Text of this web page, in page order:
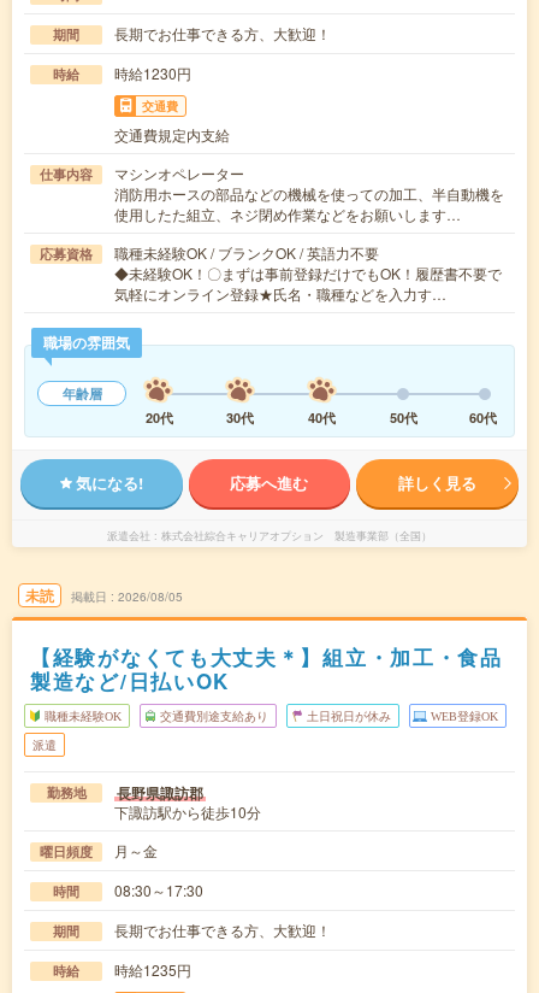
期間 長期でお仕事できる方、大歓迎！
時給 時給1230円
交通費
交通費規定内支給
仕事内容
マシンオペレーター
消防用ホースの部品などの機械を使っての加工、半自動機を
使用したた組立、ネジ閉め作業などをお願いします…
応募資格
職種未経験OK / ブランクOK / 英語力不要
◆未経験OK！〇まずは事前登録だけでもOK！履歴書不要で
気軽にオンライン登録★氏名・職種などを入力す…
職場の雰囲気
年齢層
20代
30代 40代 50代 60代
気になる! 応募へ進む 詳しく見る
派遣会社 株式会社綜合キャリアオプション 製造事業部（全国）
未読 掲載日 2026/08/05
【経験がなくても大丈夫＊】組立・加工・食品
製造など/日払いOK
職種未経験OK 交通費別途支給あり 土日祝日が休み WEB登録OK
派遣
勤務地 長野県諏訪郡
下諏訪駅から徒歩10分
曜日頻度 月～金
時間 08:30～17:30
期間 長期でお仕事できる方、大歓迎！
時給 時給1235円